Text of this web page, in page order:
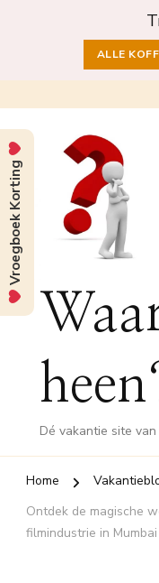
ALLE
Dé vakantie site
Home
Ontdek de magische
filmindustrie in Mumbai
Vroegboek Korting